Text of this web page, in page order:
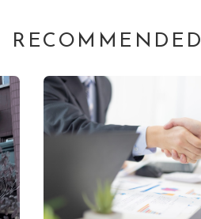
RECOMMENDED